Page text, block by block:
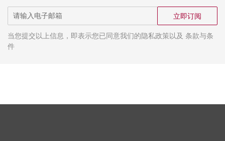
立即订阅
当您提交以上信息，即表示您已同意我们的隐私政策以及 条款与条
件